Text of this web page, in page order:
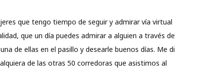
que tengo tiempo de seguir y admirar vía virtual
que un día puedes admirar a alguien a través de
de ellas en el pasillo y desearle buenos días. Me di
de las otras 50 corredoras que asistimos al